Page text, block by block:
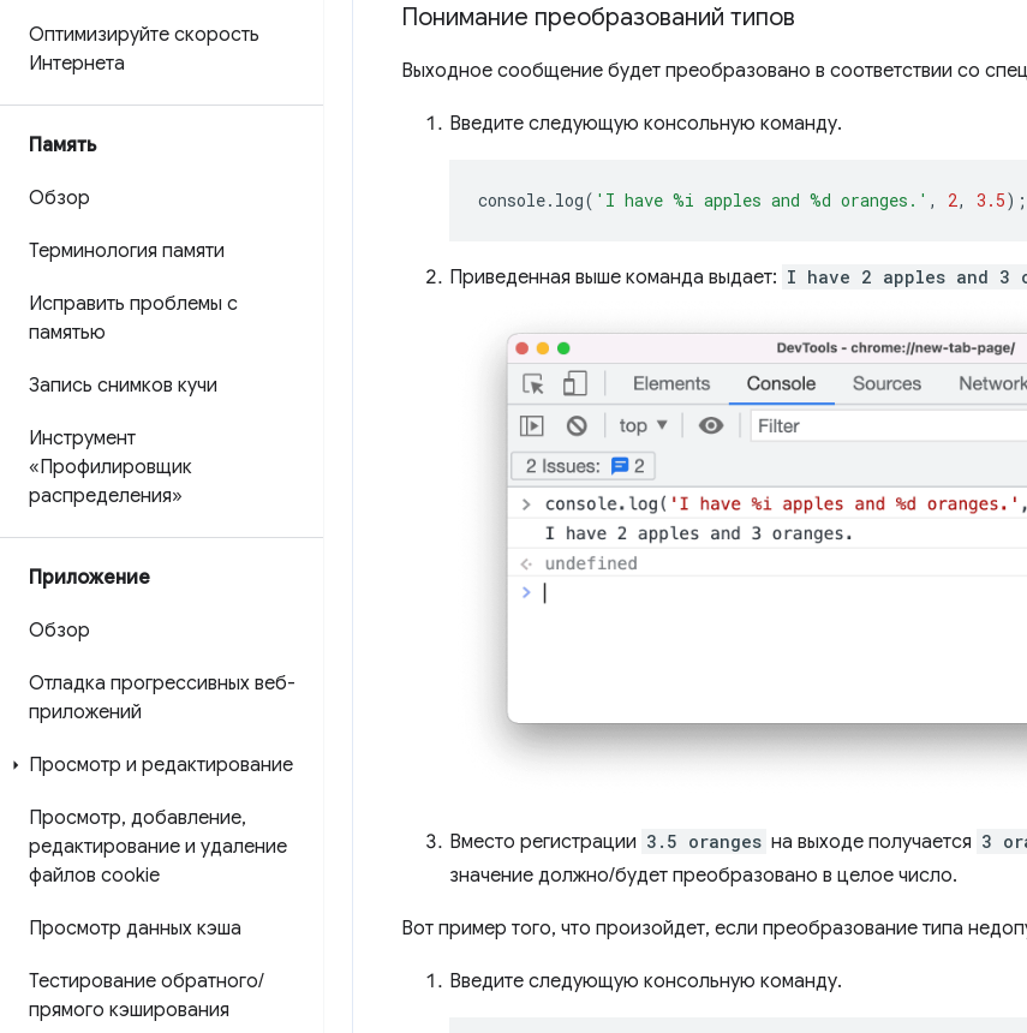
Оптимизируйте скорость
Интернета
Память
Обзор
Терминология памяти
Исправить проблемы с
памятью
Запись снимков кучи
Инструмент
«Профилировщик
распределения»
Приложение
Обзор
Отладка прогрессивных веб-
приложений
Просмотр и редактирование
Просмотр, добавление,
редактирование и удаление
файлов cookie
Просмотр данных кэша
Тестирование обратного/
прямого кэширования
Понимание преобразований типов
Выходное сообщение будет преобразовано в соответствии со
Введите следующую консольную команду.
console. log( 'I have %i apples and %d oranges.' , 2, 3.5);
Приведенная выше команда выдает: I have 2 apples and 3
Вместо регистрации 3.5 oranges на выходе получается 3
значение должно/будет преобразовано в целое число.
Вот пример того, что произойдет, если преобразование типа
Введите следующую консольную команду.